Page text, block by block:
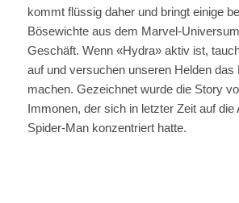
kommt flüssig daher und bringt einige
Bösewichte aus dem Marvel-
Geschäft. Wenn «Hydra» aktiv ist,
auf und versuchen unseren Helden das
machen. Gezeichnet wurde die Story
Immonen, der sich in letzter Zeit auf die
Spider-Man konzentriert hatte.